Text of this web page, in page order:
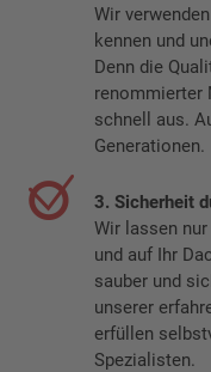
Wir
kennen und
Denn die
renommierter
schnell aus.
Generationen.
3. Sicherheit
Wir lassen
und auf Ihr
sauber und
unserer
erfüllen
Spezialisten.